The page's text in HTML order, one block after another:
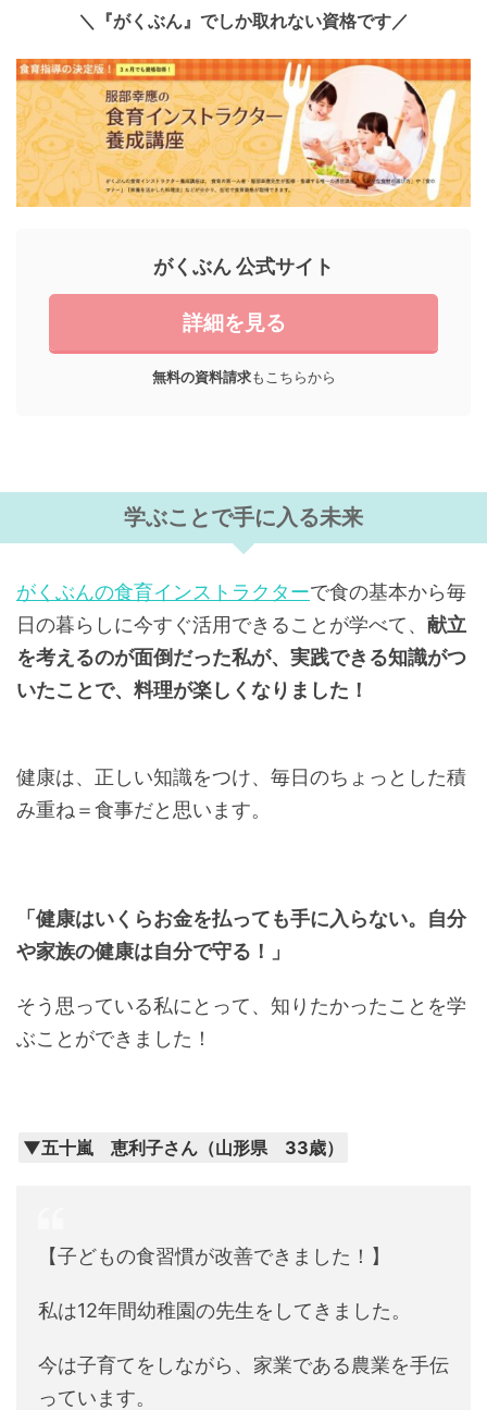
＼『がくぶん』でしか取れない資格です／
がくぶん 公式サイト
詳細を見る
無料の資料請求もこちらから
学ぶことで手に入る未来
がくぶんの食育インストラクターで食の基本から毎
日の暮らしに今すぐ活用できることが学べて、 献立
を考えるのが面倒だった私が、実践できる知識がつ
いたことで、料理が楽しくなりました！
健康は、正しい知識をつけ、毎日のちょっとした積
み重ね＝食事だと思います。
「健康はいくらお金を払っても手に入らない。自分
や家族の健康は自分で守る！」
そう思っている私にとって、知りたかったことを学
ぶことができました！
▼五十嵐 恵利子さん（山形県 33歳）
【子どもの食習慣が改善できました！】
私は12年間幼稚園の先生をしてきました。
今は子育てをしながら、家業である農業を手伝
っています。